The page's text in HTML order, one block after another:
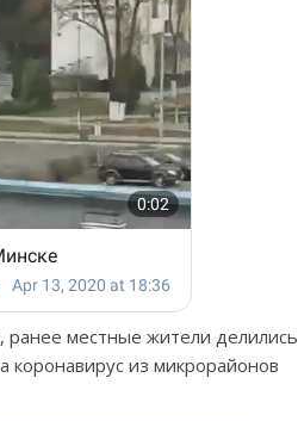
ранее местные жители делились
коронавирус из микрорайонов